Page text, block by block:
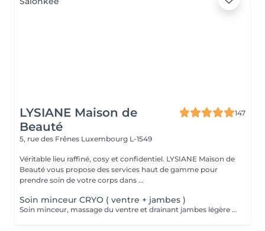
LYSIANE Maison de
Beauté
147
5, rue des Frênes Luxembourg L-1549
Véritable lieu raffiné, cosy et confidentiel. LYSIANE Maison de
Beauté vous propose des services haut de gamme pour
prendre soin de votre corps dans ...
Soin minceur CRYO ( ventre + jambes )
Soin minceur, massage du ventre et drainant jambes légère associé a un enveloppement bandes / liquide CRYO pour un effet raffermissant +++